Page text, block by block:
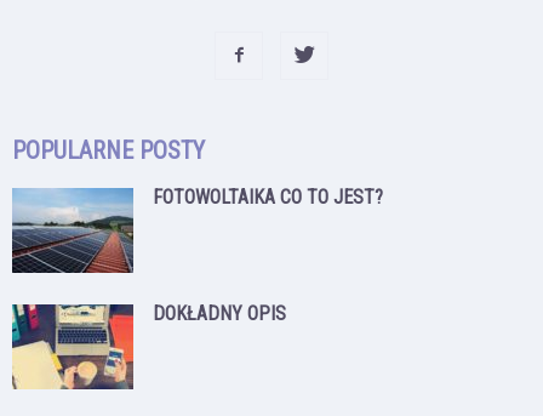
POPULARNE POSTY
FOTOWOLTAIKA CO TO JEST?
DOKŁADNY OPIS